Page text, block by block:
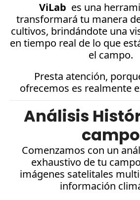
ViLab es una
transformará tu manera
cultivos, brindándote una
en tiempo real de lo que
el campo.
Presta atención,
ofrecemos es realmente
Análisis
campo
Comenzamos con un
exhaustivo de tu
imágenes satelitales
información